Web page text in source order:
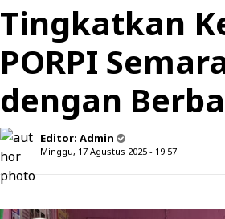
Tingkatkan
PORPI
dengan
Editor: Admin
Minggu, 17 Agustus 2025 - 19.57